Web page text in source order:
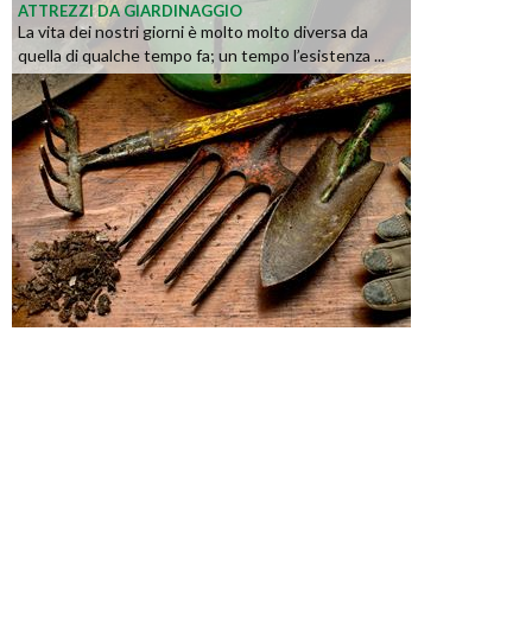
ATTREZZI DA GIARDINAGGIO
La vita dei nostri giorni è molto molto diversa da
quella di qualche tempo fa; un tempo l’esistenza ...